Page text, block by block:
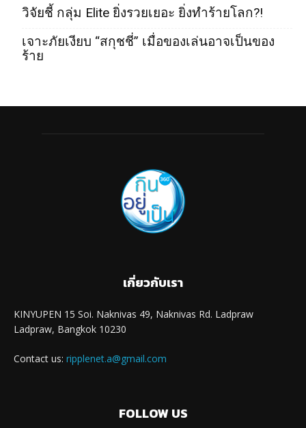
วิจัยชี้ กลุ่ม Elite ยิ่งรวยเยอะ ยิ่งทำร้ายโลก?!
เจาะภัยเงียบ “สกุชชี่” เมื่อของเล่นอาจเป็นของ
ร้าย
เกี่ยวกับเรา
KINYUPEN 15 Soi. Naknivas 49, Naknivas Rd. Ladpraw
Ladpraw, Bangkok 10230
Contact us: ripplenet.a@gmail.com
FOLLOW US